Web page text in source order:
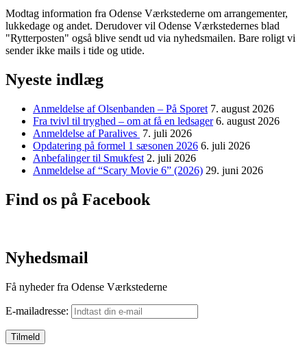
Modtag information fra Odense Værkstederne om arrangementer,
lukkedage og andet. Derudover vil Odense Værkstedernes blad
"Rytterposten" også blive sendt ud via nyhedsmailen. Bare roligt vi
sender ikke mails i tide og utide.
Nyeste indlæg
Anmeldelse af Olsenbanden – På Sporet 7. august 2026
Fra tvivl til tryghed – om at få en ledsager 6. august 2026
Anmeldelse af Paralives 7. juli 2026
Opdatering på formel 1 sæsonen 2026 6. juli 2026
Anbefalinger til Smukfest 2. juli 2026
Anmeldelse af “Scary Movie 6” (2026) 29. juni 2026
Find os på Facebook
Nyhedsmail
Få nyheder fra Odense Værkstederne
E-mailadresse: